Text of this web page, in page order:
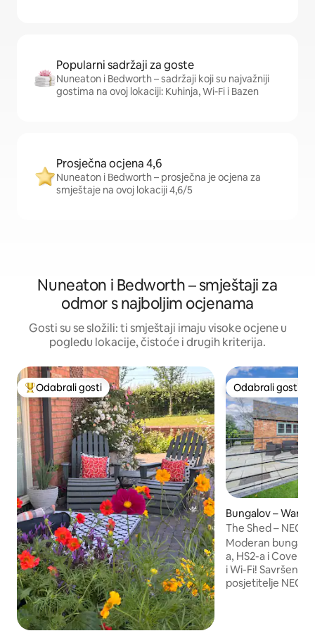
Popularni sadržaji za goste
Nuneaton i Bedworth – sadržaji koji su najvažniji
gostima na ovoj lokaciji: Kuhinja, Wi-Fi i Bazen
Prosječna ocjena 4,6
Nuneaton i Bedworth – prosječna je ocjena za
smještaje na ovoj lokaciji 4,6/5
Nuneaton i Bedworth – smještaji za
odmor s najboljim ocjenama
Gosti su se složili: ti smještaji imaju visoke ocjene u
pogledu lokacije, čistoće i drugih kriterija.
Među najviše rangiranima s oznakom „Odabrali gosti”
Odabrali gosti Odabrali gosti
Odabrali gosti
Bungalov –
The Shed – NEC,
Moderan
a, HS2-a i
i Wi-Fi! Savršen za poslovne putnike,
posjetitelje NEC-